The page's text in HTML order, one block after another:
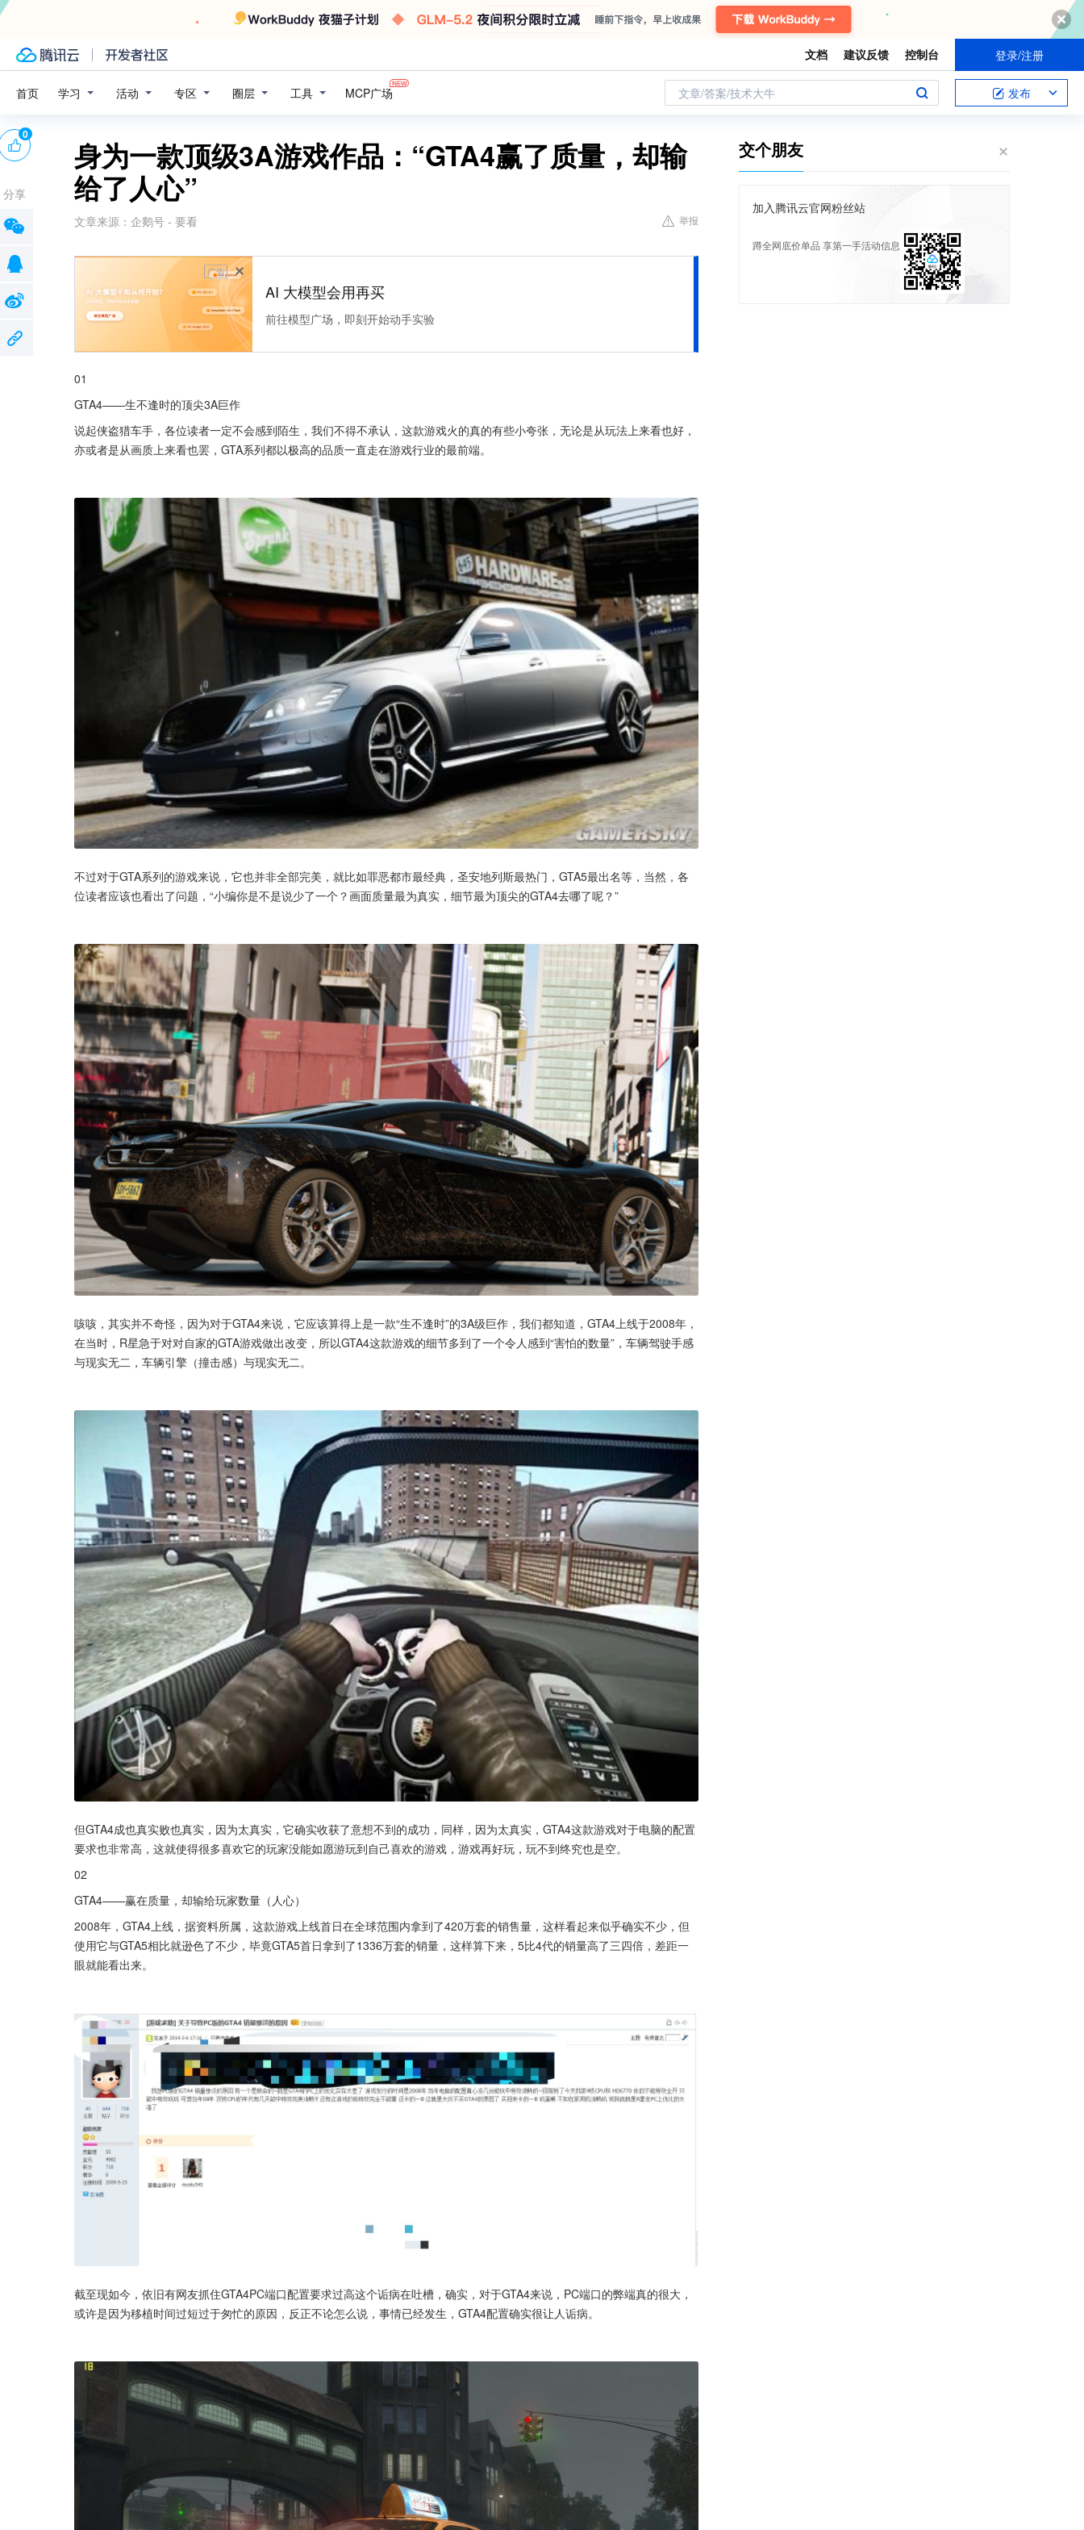
文档 建议反馈 控制台 登录/注册
首页 学习 活动 专区 圈层 工具 MCP广场 文章/答案/技术大牛 发布
身为一款顶级3A游戏作品：“GTA4赢了质量，却输
给了人心”
文章来源： 企鹅号 - 要看 举报
广告
AI 大模型会用再买
前往模型广场，即刻开始动手实验
01
GTA4——生不逢时的顶尖3A巨作
说起侠盗猎车手，各位读者一定不会感到陌生，我们不得不承认，这款游戏火的真的有些小夸张，无论是从玩法上来看也好，
亦或者是从画质上来看也罢，GTA系列都以极高的品质一直走在游戏行业的最前端。
不过对于GTA系列的游戏来说，它也并非全部完美，就比如罪恶都市最经典，圣安地列斯最热门，GTA5最出名等，当然，各
位读者应该也看出了问题，“小编你是不是说少了一个？画面质量最为真实，细节最为顶尖的GTA4去哪了呢？”
咳咳，其实并不奇怪，因为对于GTA4来说，它应该算得上是一款“生不逢时”的3A级巨作，我们都知道，GTA4上线于2008年，
在当时，R星急于对对自家的GTA游戏做出改变，所以GTA4这款游戏的细节多到了一个令人感到“害怕的数量”，车辆驾驶手感
与现实无二，车辆引擎（撞击感）与现实无二。
但GTA4成也真实败也真实，因为太真实，它确实收获了意想不到的成功，同样，因为太真实，GTA4这款游戏对于电脑的配置
要求也非常高，这就使得很多喜欢它的玩家没能如愿游玩到自己喜欢的游戏，游戏再好玩，玩不到终究也是空。
02
GTA4——赢在质量，却输给玩家数量（人心）
2008年，GTA4上线，据资料所属，这款游戏上线首日在全球范围内拿到了420万套的销售量，这样看起来似乎确实不少，但
使用它与GTA5相比就逊色了不少，毕竟GTA5首日拿到了1336万套的销量，这样算下来，5比4代的销量高了三四倍，差距一
眼就能看出来。
截至现如今，依旧有网友抓住GTA4PC端口配置要求过高这个诟病在吐槽，确实，对于GTA4来说，PC端口的弊端真的很大，
或许是因为移植时间过短过于匆忙的原因，反正不论怎么说，事情已经发生，GTA4配置确实很让人诟病。
0
分享
交个朋友
加入腾讯云官网粉丝站
蹲全网底价单品 享第一手活动信息